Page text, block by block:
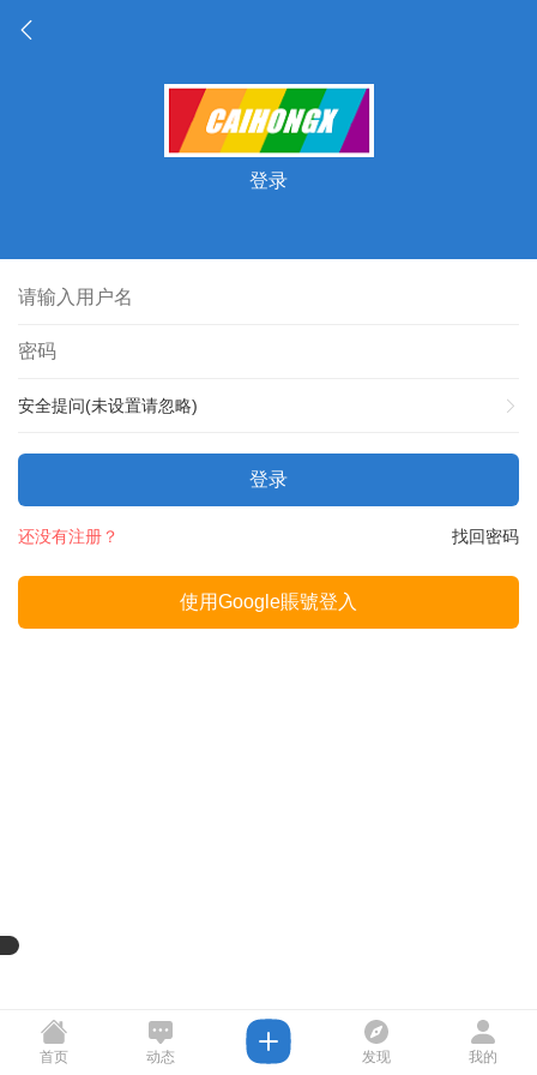
登录
安全提问(未设置请忽略)
登录
找回密码
还没有注册？
使用Google賬號登入
首页 动态 发现 我的